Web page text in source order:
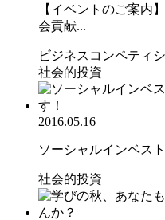
【イベントのご案内
会貢献...
ビジネスコンペティ
社会的投資
2016.05.16
ソーシャルインベス
社会的投資